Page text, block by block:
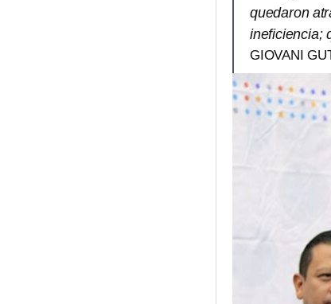
quedaron
ineficiencia;
GIOVANI